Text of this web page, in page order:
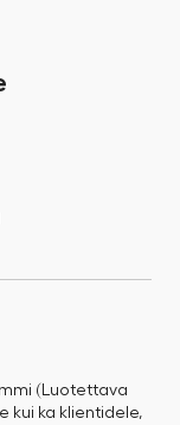
(Luotettava
kui ka klientidele,